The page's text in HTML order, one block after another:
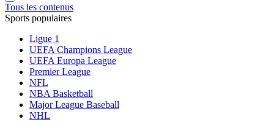
Tous les contenus
Sports populaires
Ligue 1
UEFA Champions League
UEFA Europa League
Premier League
NFL
NBA Basketball
Major League Baseball
NHL